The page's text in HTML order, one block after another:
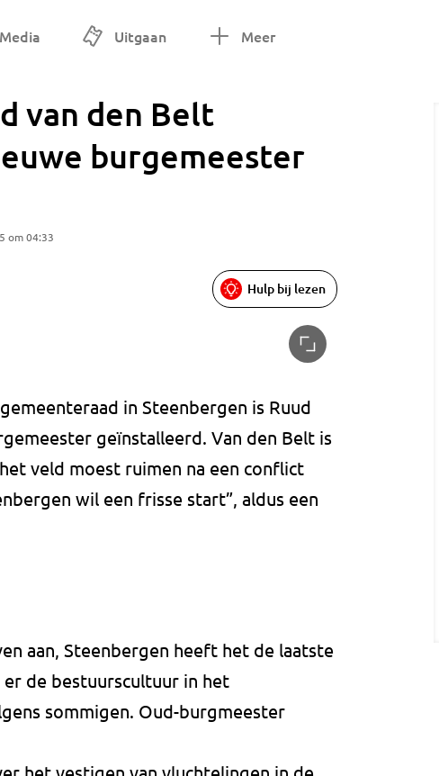
Media Uitgaan Meer
van den Belt
burgemeester
om 04:33
Hulp bij lezen
in Steenbergen is Ruud
geïnstalleerd. Van den Belt is
veld moest ruimen na een conflict
wil een frisse start”, aldus een
aan, Steenbergen heeft het de laatste
de bestuurscultuur in het
sommigen. Oud-burgmeester